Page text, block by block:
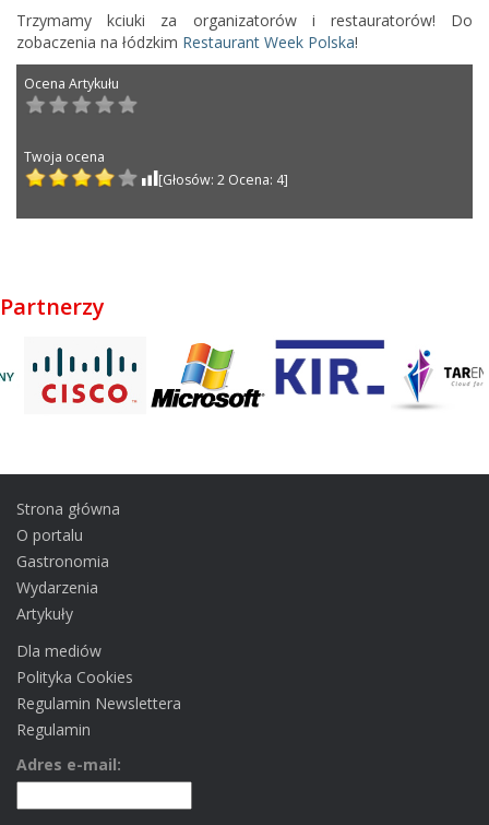
Trzymamy kciuki za organizatorów i restauratorów! Do
zobaczenia na łódzkim Restaurant Week Polska!
Ocena Artykułu
Twoja ocena
Post navigation
Partnerzy
Strona główna
O portalu
Gastronomia
Wydarzenia
Artykuły
Dla mediów
Polityka Cookies
Regulamin Newslettera
Regulamin
Adres e-mail: